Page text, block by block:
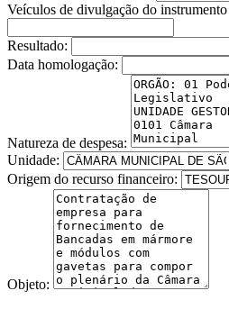
Veículos de divulgação do
Resultado:
Data homologação:
Natureza de despesa:
Unidade:
Origem do recurso financeiro:
Objeto: